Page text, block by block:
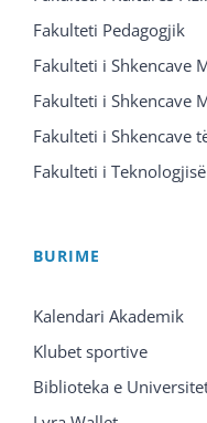
Fakulteti Pedagogjik
Fakulteti i Shkencave
Fakulteti i Shkencave
Fakulteti i Shkencave
Fakulteti i
BURIME
Kalendari Akademik
Klubet sportive
Biblioteka e